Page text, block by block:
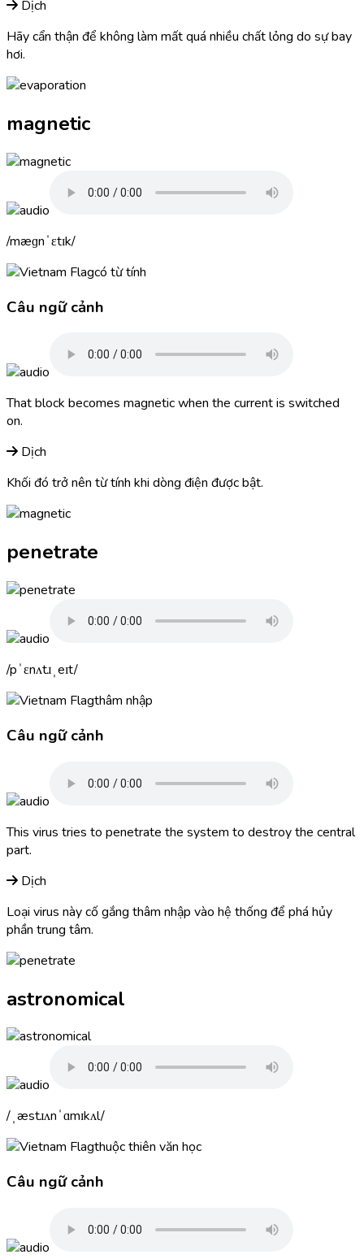
Dịch
Hãy cẩn thận để không làm mất quá nhiều chất lỏng do sự bay
hơi.
magnetic
mæɡnˈɛtɪk
có từ tính
Câu ngữ cảnh
That block becomes magneticwhen the current is switched
on.
Dịch
Khối đó trở nên từ tính khi dòng điện được bật.
penetrate
pˈɛnʌtɹˌeɪt
thâm nhập
Câu ngữ cảnh
This virus tries to penetrate the system to destroy the central
part.
Dịch
Loại virus này cố gắng thâm nhập vào hệ thống để phá hủy
phần trung tâm.
astronomical
ˌæstɹʌnˈɑmɪkʌl
thuộc thiên văn học
Câu ngữ cảnh